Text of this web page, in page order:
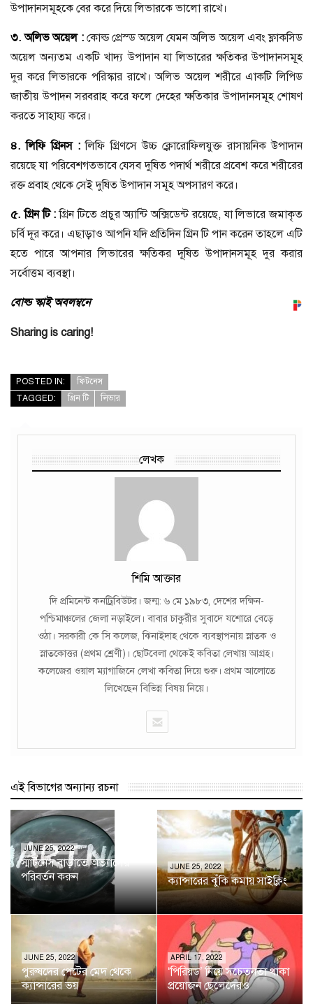
উপাদানসমূহকে বের করে দিয়ে লিভারকে ভালো রাখে।
৩.অলিভ অয়েল:কোল্ড প্রেস্ড অয়েল যেমন অলিভ অয়েল এবং ফ্লাকসিড
অয়েল অন্যতম একটি খাদ্য উপাদান যা লিভারের ক্ষতিকর উপাদানসমূহ
দুর করে লিভারকে পরিস্কার রাখে। অলিভ অয়েল শরীরে এাকটি লিপিড
জাতীয় উপাদন সরবরাহ করে ফলে দেহের ক্ষতিকার উপাদানসমূহ শোষণ
করতে সাহায্য করে।
৪.লিফি গ্রিনস : লিফি গ্রিণসে উচ্চ ক্লোরোফিলযুক্ত রাসায়নিক উপাদান
রয়েছে যা পরিবেশগতভাবে যেসব দুষিত পদার্থ শরীরে প্রবেশ করে শরীরের
রক্ত প্রবাহ থেকে সেই দুষিত উপাদান সমূহ অপসারণ করে।
৫.গ্রিন টি:গ্রিন টিতে প্রচুর অ্যান্টি অক্সিডেন্ট রয়েছে, যা লিভারে জমাকৃত
চর্বি দূর করে। এছাড়াও আপনি যদি প্রতিদিন গ্রিন টি পান করেন তাহলে এটি
হতে পারে আপনার লিভারের ক্ষতিকর দূষিত উপাদানসমূহ দুর করার
সর্বোত্তম ব্যবস্থা।
বোল্ড স্কাই অবলম্বনে
Sharing is caring!
POSTED IN:
ফিটনেস
TAGGED:
গ্রিন টি লিভার
লেখক
শিমি আক্তার
দি প্রমিনেন্ট কনট্রিবিউটর। জন্ম: ৬ মে ১৯৮৩, দেশের দক্ষিন-
পশ্চিমাঞ্চলের জেলা নড়াইলে। বাবার চাকুরীর সুবাদে যশোরে বেড়ে
ওঠা। সরকারী কে সি কলেজ, ঝিনাইদাহ থেকে ব্যবস্থাপনায় স্নাতক ও
স্নাতকোত্তর (প্রথম শ্রেণী)। ছোটবেলা থেকেই কবিতা লেখায় আগ্রহ।
কলেজের ওয়াল ম্যাগাজিনে লেখা কবিতা দিয়ে শুরু। প্রথম আলোতে
লিখেছেন বিভিন্ন বিষয় নিয়ে।
এই বিভাগের অন্যান্য রচনা
JUNE 25, 2022
স্মার্টনেস বাড়াতে অভ্যাসের
পরিবর্তন করুন
JUNE 25, 2022
ক্যান্সারের ঝুঁকি কমায় সাইক্লিং
JUNE 25, 2022
পুরুষদের পেটের মেদ থেকে
ক্যান্সারের ভয়
APRIL 17, 2022
‘পিরিয়ড’ নিয়ে সচেতনতা থাকা
প্রয়োজন ছেলেদেরও